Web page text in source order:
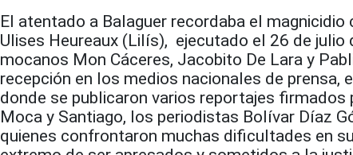
El atentado a Balaguer recordaba el
Ulises Heureaux (Lilís), ejecutado el 26 de julio
mocanos Mon Cáceres, Jacobito De Lara y
recepción en los medios nacionales de prensa,
donde se publicaron varios reportajes firmados
Moca y Santiago, los periodistas Bolívar Díaz
quienes confrontaron muchas dificultades en